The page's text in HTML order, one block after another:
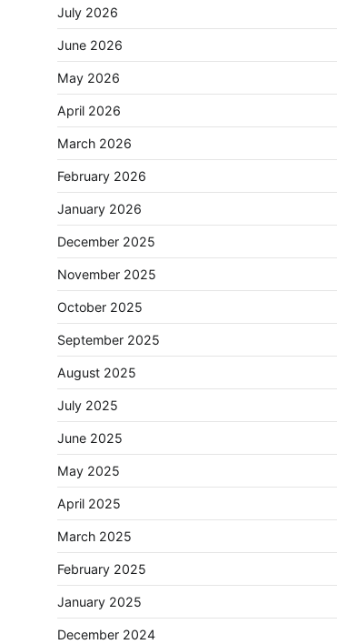
July 2026
June 2026
May 2026
April 2026
March 2026
February 2026
January 2026
December 2025
November 2025
October 2025
September 2025
August 2025
July 2025
June 2025
May 2025
April 2025
March 2025
February 2025
January 2025
December 2024